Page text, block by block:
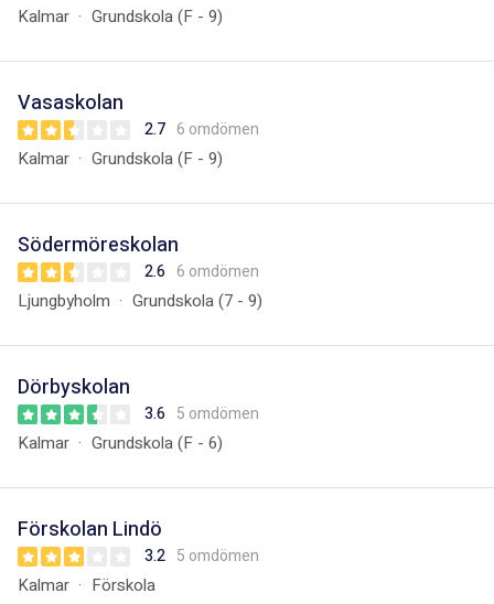
Kalmar Grundskola (F - 9)
Vasaskolan
2.7 6 omdömen
Kalmar Grundskola (F - 9)
Södermöreskolan
2.6 6 omdömen
Ljungbyholm Grundskola (7 - 9)
Dörbyskolan
3.6 5 omdömen
Kalmar Grundskola (F - 6)
Förskolan Lindö
3.2 5 omdömen
Kalmar Förskola